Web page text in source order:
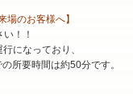
場のお客様へ】
！！
になっており、
所要時間は約50分です。